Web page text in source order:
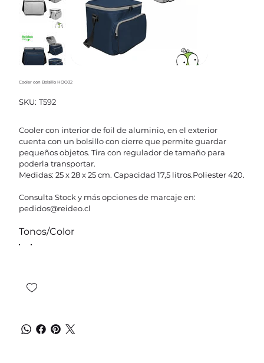
Cooler con Bolsillo HOO32
SKU: SKU
T592
T592
Cooler con interior de foil de aluminio, en el exterior
cuenta con un bolsillo con cierre que permite guardar
pequeños objetos. Tira con regulador de tamaño para
poderla transportar.
Medidas: 25 x 28 x 25 cm. Capacidad 17,5 litros.Poliester 420.
Consulta Stock y más opciones de marcaje en:
pedidos@reideo.cl
Tonos/Color